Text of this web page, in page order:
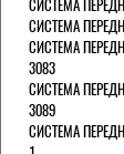
СИСТЕМА
СИСТЕМА
СИСТЕМА
3083
СИСТЕМА
3089
СИСТЕМА